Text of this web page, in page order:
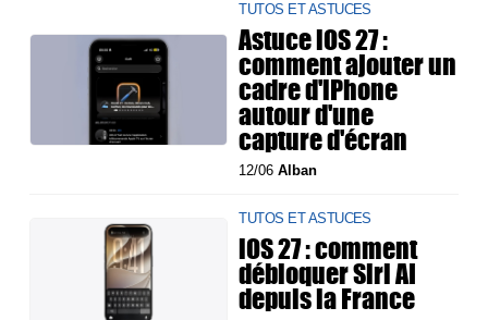
TUTOS ET ASTUCES
Astuce iOS 27 :
comment ajouter un
cadre d'iPhone
autour d'une
capture d'écran
12/06Alban
TUTOS ET ASTUCES
iOS 27 : comment
débloquer Siri AI
depuis la France